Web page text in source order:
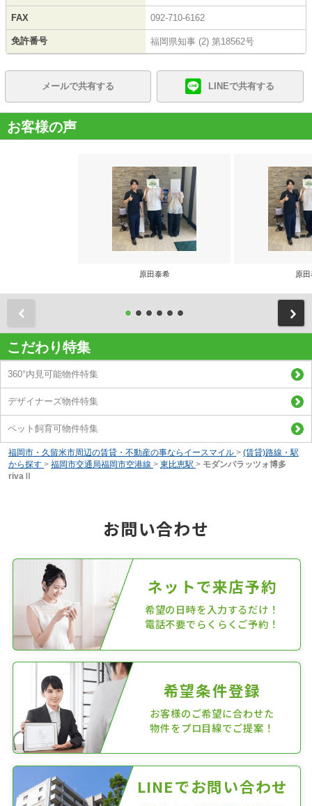
FAX 092-710-6162
免許番号 福岡県知事 (2) 第18562号
メールで共有する LINEで共有する
お客様の声
原田泰希 原
こだわり特集
360°内見可能物件特集
デザイナーズ物件特集
ペット飼育可物件特集
福岡市・久留米市周辺の賃貸・不動産の事ならイースマイル > (賃貸)路線・駅
から探す > 福岡市交通局福岡市空港線 > 東比恵駅 > モダンパラッツォ博多
rivaⅡ
お問い合わせ
ネットで来店予約
希望の日時を入力するだけ！
電話不要でらくらくご予約！
希望条件登録
お客様のご希望に合わせた
物件をプロ目線でご提案！
LINEでお問い合わせ